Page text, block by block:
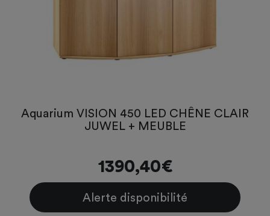
Aquarium VISION 450 LED CHÊNE CLAIR
JUWEL + MEUBLE
1390,40€
Alerte disponibilité